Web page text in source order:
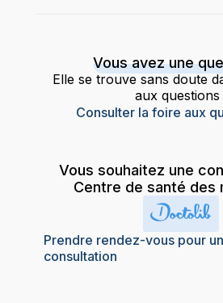
Vous avez une
Elle se trouve sans doute
aux questions
Consulter la foire aux
Vous souhaitez une
Centre de santé des
Prendre rendez-vous pour
consultation